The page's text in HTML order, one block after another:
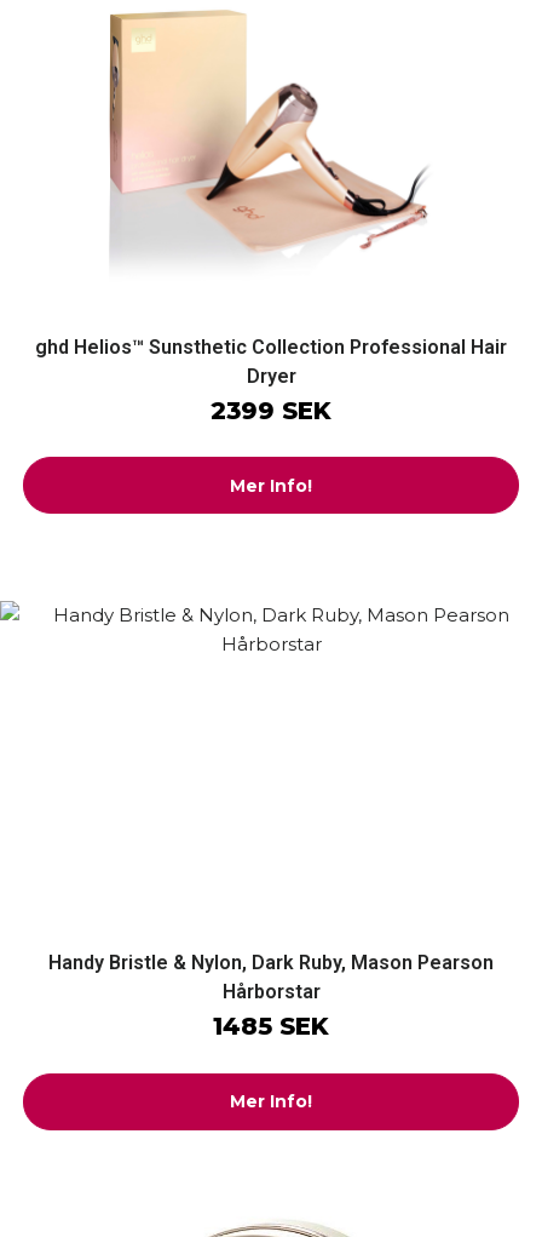
ghd Helios™ Sunsthetic Collection Professional Hair
Dryer
2399 SEK
Mer Info!
Handy Bristle & Nylon, Dark Ruby, Mason Pearson
Hårborstar
1485 SEK
Mer Info!